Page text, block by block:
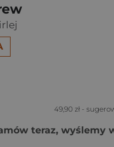
49,90 zł -
teraz, wyślemy